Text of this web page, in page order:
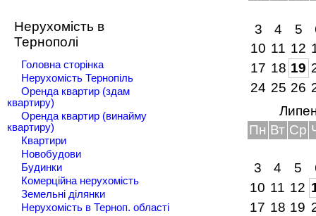
Нерухомість в
Тернополі
Головна сторінка
Нерухомість Тернопіль
Оренда квартир (здам
квартиру)
Оренда квартир (винайму
квартиру)
Квартири
Новобудови
Будинки
Комерційна нерухомість
Земельні ділянки
Нерухомість в Терноп. області
3 4 5
10 11 12
17 18 19
24 25 26
Пн Вт Ср
3 4 5
10 11 12
17 18 19